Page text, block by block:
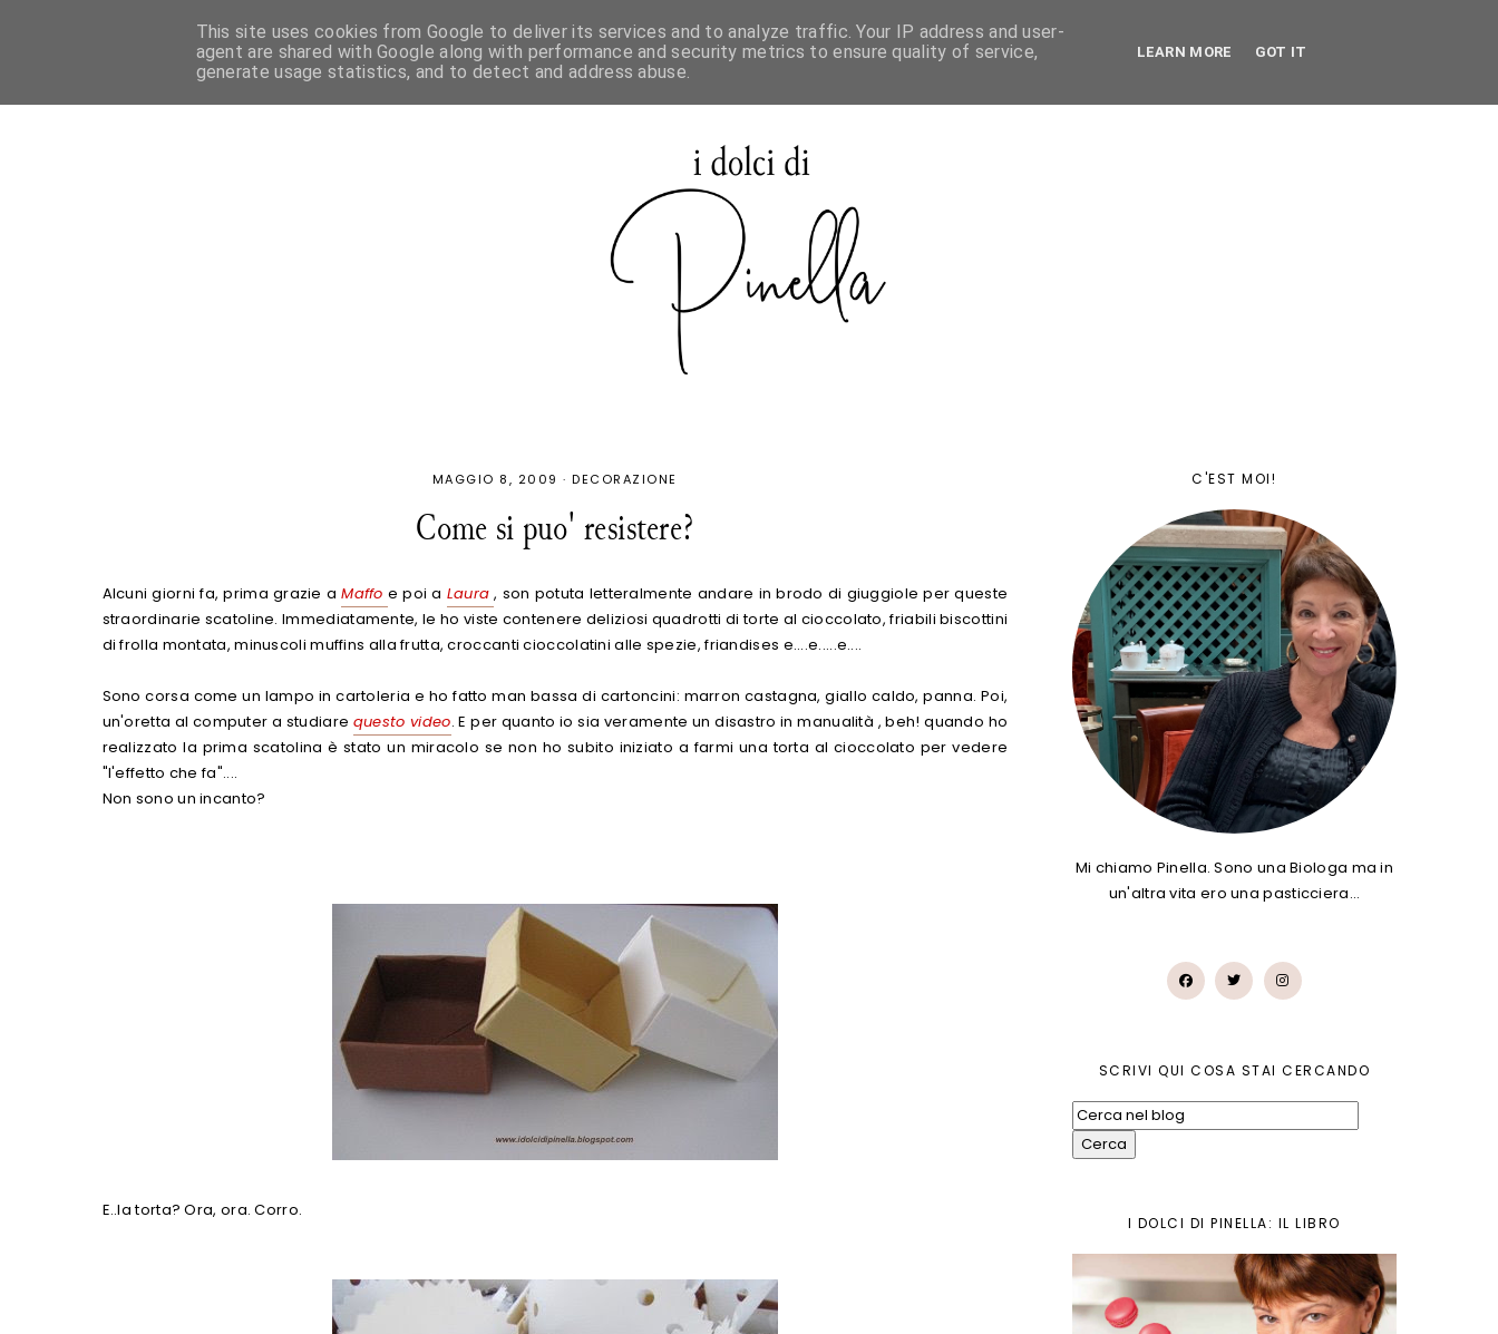
PASTICCERIA FRANCESE PASTICCERIA ITALIANA SPECIALE MAURIZIO SANTIN
MAGGIO 8, 2009 · DECORAZIONE
Come si puo' resistere?
Alcuni giorni fa, prima grazie a Maffo e poi a Laura , son potuta letteralmente andare in brodo di giuggiole per queste
straordinarie scatoline. Immediatamente, le ho viste contenere deliziosi quadrotti di torte al cioccolato, friabili biscottini
di frolla montata, minuscoli muffins alla frutta, croccanti cioccolatini alle spezie, friandises e....e.....e....
Sono corsa come un lampo in cartoleria e ho fatto man bassa di cartoncini: marron castagna, giallo caldo, panna. Poi,
un'oretta al computer a studiare questo video. E per quanto io sia veramente un disastro in manualità , beh! quando ho
realizzato la prima scatolina è stato un miracolo se non ho subito iniziato a farmi una torta al cioccolato per vedere
"l'effetto che fa"....
Non sono un incanto?
E..la torta? Ora, ora. Corro.
C'EST MOI!
Mi chiamo Pinella. Sono una Biologa ma in
un'altra vita ero una pasticciera…
SCRIVI QUI COSA STAI CERCANDO
I DOLCI DI PINELLA: IL LIBRO
This site uses cookies from Google to deliver its services and to analyze traffic. Your IP address and user-
agent are shared with Google along with performance and security metrics to ensure quality of service,
generate usage statistics, and to detect and address abuse.
LEARN MORE GOT IT